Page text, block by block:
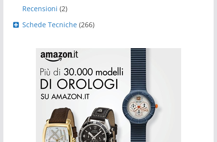
Recensioni (2)
Schede Tecniche (266)